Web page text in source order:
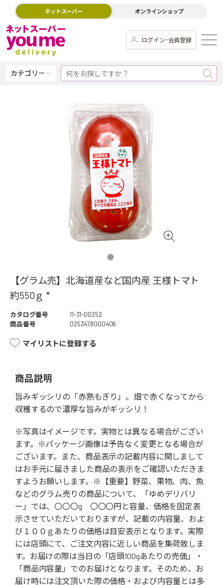
ネットスーパー オンラインショップ
ログイン･会員登録
カテゴリー
【グラム売】北海道産など国内産 王様トマト
約550ｇ *
カタログ番号
11-31-00252
商品番号
0253478000406
マイリストに登録する
商品説明
旨みギッシリの「赤熟もぎり」。畑で赤くなってから
収穫するので濃厚な旨みがギッシリ！
※写真はイメージです。実物とは異なる場合がござい
ます。※パッケージ画像は予告なく変更となる場合が
ございます。また、商品表示の記載内容に関しまして
はお手元に届きました商品の表示をご確認いただきま
すようお願いします。※【重要】野菜、果物、肉、魚
などのグラム売りの商品について、「ゆめデリバリ
ー」では、〇〇〇g 〇〇〇円と容量、価格を固定表
示させていただいておりますが、記載の内容量、およ
び１００ｇあたりの価格は目安表示となります。実際
には店頭にて、ご注文内容に近しい商品を集荷致しま
す。お届けの際は当日の「店頭100gあたりの売価」・
「商品内容量」でのお届けとなります。そのため、お
届け時には注文頂いた際の価格・および内容量とは多